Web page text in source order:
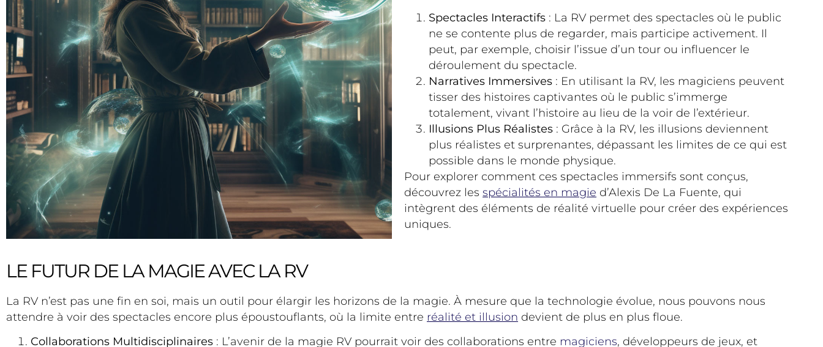
Spectacles Interactifs : La RV permet des spectacles où le public
ne se contente plus de regarder, mais participe activement. Il
peut, par exemple, choisir l’issue d’un tour ou influencer le
déroulement du spectacle.
Narratives Immersives : En utilisant la RV, les magiciens peuvent
tisser des histoires captivantes où le public s’immerge
totalement, vivant l’histoire au lieu de la voir de l’extérieur.
Illusions Plus Réalistes : Grâce à la RV, les illusions deviennent
plus réalistes et surprenantes, dépassant les limites de ce qui est
possible dans le monde physique.
Pour explorer comment ces spectacles immersifs sont conçus,
découvrez les spécialités en magie d’Alexis De La Fuente, qui
intègrent des éléments de réalité virtuelle pour créer des expériences
uniques.
LE FUTUR DE LA MAGIE AVEC LA RV
La RV n’est pas une fin en soi, mais un outil pour élargir les horizons de la magie. À mesure que la technologie évolue, nous pouvons nous
attendre à voir des spectacles encore plus époustouflants, où la limite entre réalité et illusion devient de plus en plus floue.
Collaborations Multidisciplinaires : L’avenir de la magie RV pourrait voir des collaborations entre magiciens, développeurs de jeux, et